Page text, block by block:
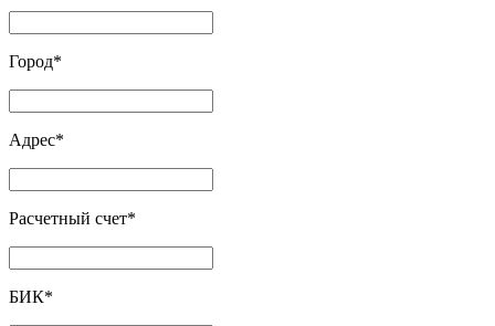
Город*
Адрес*
Расчетный счет*
БИК*